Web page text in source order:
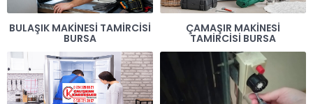
BULAŞIK MAKINESI TAMIRCISI
BURSA
ÇAMAŞIR MAKINESI
TAMIRCISI BURSA